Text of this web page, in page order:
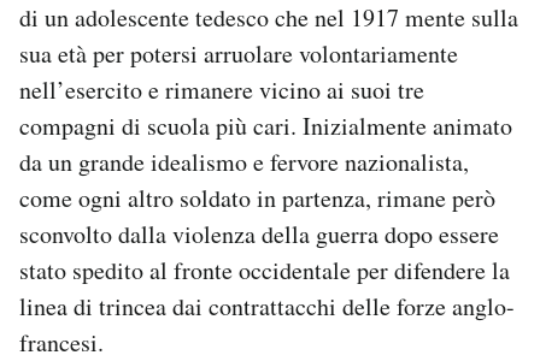
di un adolescente tedesco che nel 1917 mente sulla
sua età per potersi arruolare volontariamente
nell’esercito e rimanere vicino ai suoi tre
compagni di scuola più cari. Inizialmente animato
da un grande idealismo e fervore nazionalista,
come ogni altro soldato in partenza, rimane però
sconvolto dalla violenza della guerra dopo essere
stato spedito al fronte occidentale per difendere la
linea di trincea dai contrattacchi delle forze anglo-
francesi.